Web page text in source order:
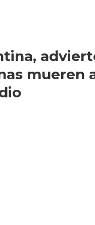
mueren